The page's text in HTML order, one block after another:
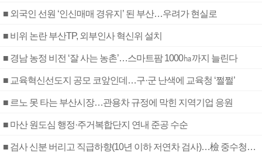
■ 외국인 선원 ‘인신매매 경유지’ 된 부산…우려가 현실로
■ 비위 논란 부산TP, 외부인사 혁신위 설치
■ 경남 농정 비전 ‘잘 사는 농촌’…스마트팜 1000㏊까지 늘린다
■ 교육혁신선도지 공모 코앞인데…구·군 난색에 교육청 ‘쩔쩔’
■ 르노 못 타는 부산시장…관용차 규정에 막힌 지역기업 응원
■ 마산 원도심 행정·주거복합단지 연내 준공 수순
■ 검사 신분 버리고 직급하향(10년 이하 저연차 검사)…檢 중수청행 기피